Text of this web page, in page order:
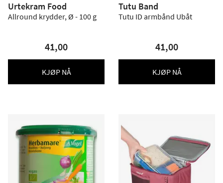
Urtekram Food
Allround krydder, Ø - 100 g
41,00
KJØP NÅ
Tutu Band
Tutu ID armbånd Ubåt
41,00
KJØP NÅ